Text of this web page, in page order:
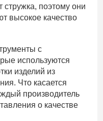
поэтому они
высокое качество
с
используются
изделий из
Что касается
производитель
о качестве